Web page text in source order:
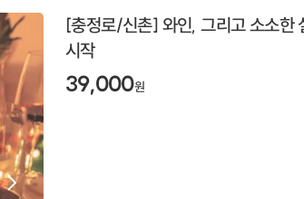
[충정로/신촌] 와인, 그리고 소소한
시작
39,000원